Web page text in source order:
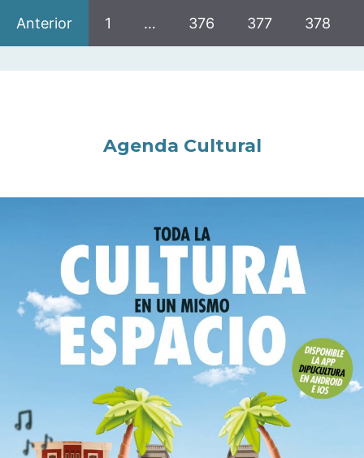
Anterior 1 … 376 377 378
Agenda Cultural